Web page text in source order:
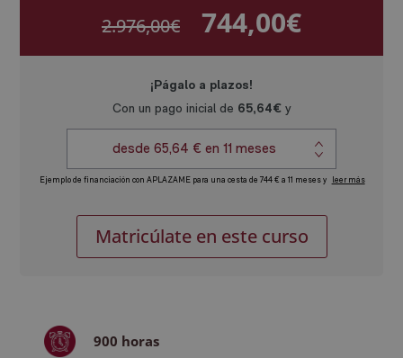
2.976,00€
era:
2.976,00€.
744,00€El
en
Entretenimiento
Matricúlate en este curso
900 horas